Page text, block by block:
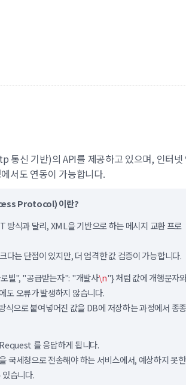
통신 기반)의 API를 제공하고 있으며, 인터넷
서도 연동이 가능합니다.
Protocol) 이란?
방식과 달리, XML을 기반으로 하는 메시지 교환 프로
다는 단점이 있지만, 더 엄격한 값 검증이 가능합니다.
빌", "공급받는자": "개발사\n"} 처럼 값에 개행문자
도 오류가 발생하지 않습니다.
식으로 붙여넣어진 값을 DB에 저장하는 과정에서 종종
를 응답하게 됩니다.
국세청으로 전송해야 하는 서비스에서, 예상하지 못한
습니다.